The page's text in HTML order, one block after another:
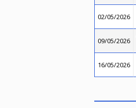
02/05/2026
09/05/2026
16/05/2026